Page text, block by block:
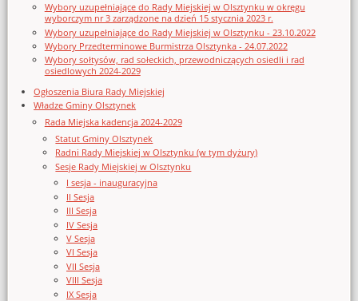
Wybory uzupełniające do Rady Miejskiej w Olsztynku w okręgu
wyborczym nr 3 zarządzone na dzień 15 stycznia 2023 r.
Wybory uzupełniające do Rady Miejskiej w Olsztynku - 23.10.2022
Wybory Przedterminowe Burmistrza Olsztynka - 24.07.2022
Wybory sołtysów, rad sołeckich, przewodniczących osiedli i rad
osiedlowych 2024-2029
Ogłoszenia Biura Rady Miejskiej
Władze Gminy Olsztynek
Rada Miejska kadencja 2024-2029
Statut Gminy Olsztynek
Radni Rady Miejskiej w Olsztynku (w tym dyżury)
Sesje Rady Miejskiej w Olsztynku
I sesja - inauguracyjna
II Sesja
III Sesja
IV Sesja
V Sesja
VI Sesja
VII Sesja
VIII Sesja
IX Sesja